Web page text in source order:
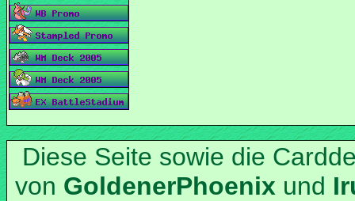
Diese Seite sowie die
von
und